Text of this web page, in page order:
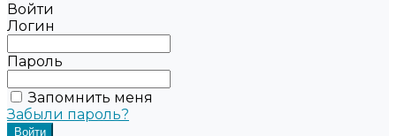
Войти
Логин
Пароль
Запомнить меня
Забыли пароль?